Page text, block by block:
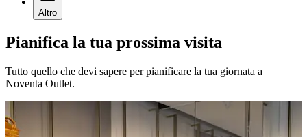
Altro
Pianifica la tua prossima visita
Tutto quello che devi sapere per pianificare la tua giornata a
Noventa Outlet.